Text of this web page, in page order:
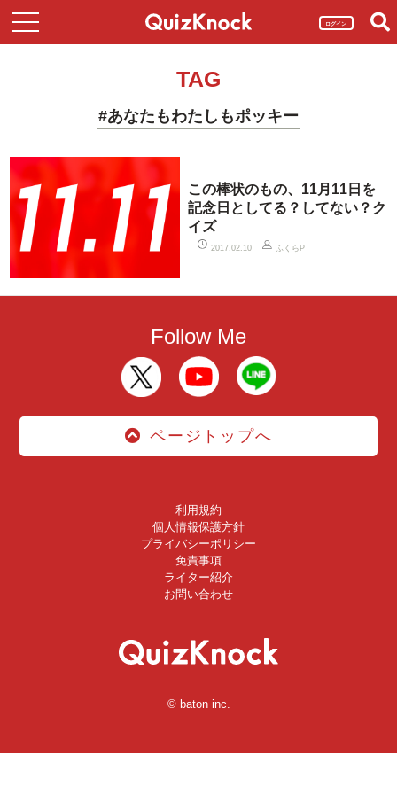
ログイン
TAG
#あなたもわたしもポッキー
この棒状のもの、11月11日を
記念日としてる？してない？ク
イズ
2017.02.10 ふくらP
Follow Me
ページトップへ
利用規約
個人情報保護方針
プライバシーポリシー
免責事項
ライター紹介
お問い合わせ
© baton inc.